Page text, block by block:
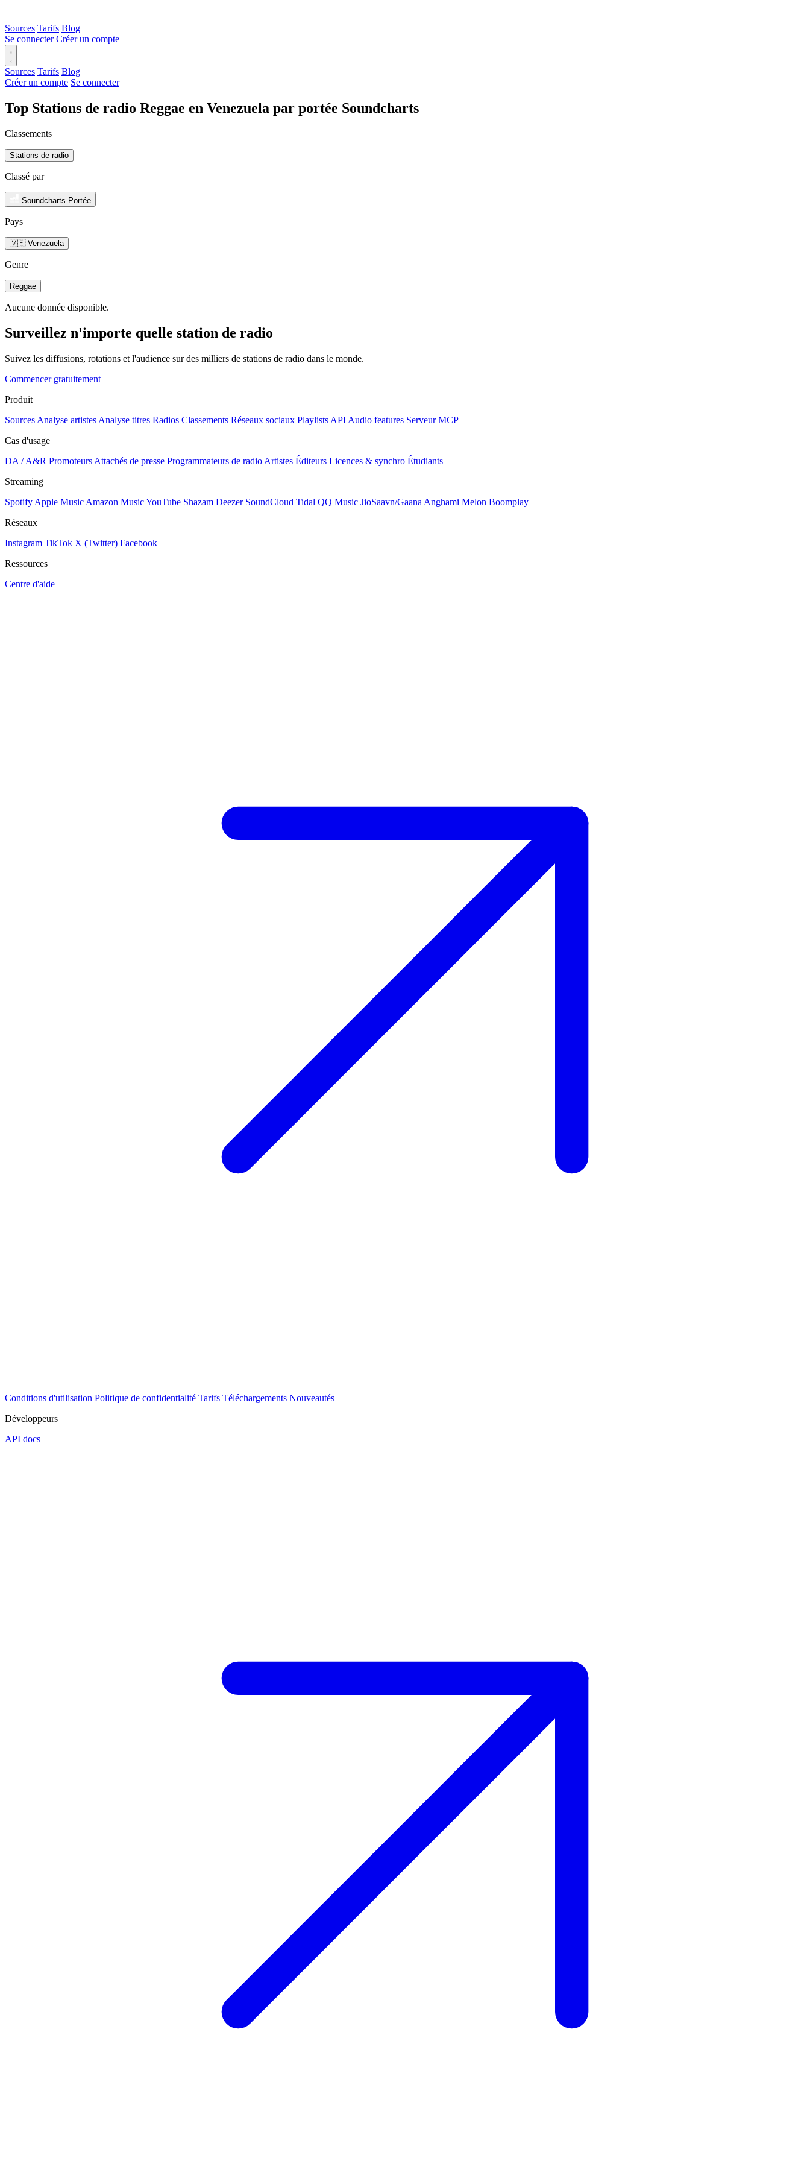
Sources Tarifs Blog
Se connecter Créer un compte
Sources Tarifs Blog
Créer un compte Se connecter
Top Stations de radio Reggae en Venezuela par portée Soundcharts
Classements
Stations de radio
Classé par
Soundcharts Portée
Pays
🇻🇪 Venezuela
Genre
Reggae
Aucune donnée disponible.
Surveillez n'importe quelle station de radio
Suivez les diffusions, rotations et l'audience sur des milliers de stations de radio dans le monde.
Commencer gratuitement
Produit
Sources Analyse artistes Analyse titres Radios Classements Réseaux sociaux Playlists API Audio features Serveur MCP
Cas d'usage
DA / A&R Promoteurs Attachés de presse Programmateurs de radio Artistes Éditeurs Licences & synchro Étudiants
Streaming
Spotify Apple Music Amazon MusicYouTube Shazam Deezer SoundCloud Tidal QQ Music JioSaavn/Gaana Anghami Melon Boomplay
Réseaux
Instagram TikTok X (Twitter) Facebook
Ressources
Centre d'aide
Conditions d'utilisation Politique de confidentialité Tarifs Téléchargements Nouveautés
Développeurs
API docs